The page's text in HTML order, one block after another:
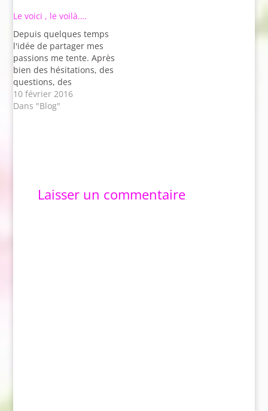
l'honneur. Le printemps
est un bon moment
après…
Le voici , le voilà….
Depuis quelques temps
l'idée de partager mes
passions me tente. Après
bien des hésitations, des
questions, des
encouragements aussi ,
le blog est créé et j'écris
10 février 2016
Dans "Blog"
Laisser un commentaire